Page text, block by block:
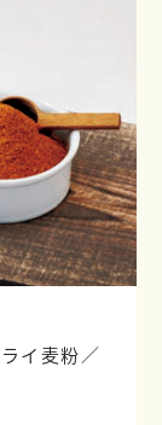
ライ麦粉／